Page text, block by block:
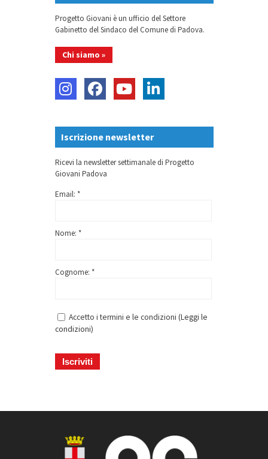
Progetto Giovani è un ufficio del Settore
Gabinetto del Sindaco del Comune di Padova.
Chi siamo »
Iscrizione newsletter
Ricevi la newsletter settimanale di Progetto
Giovani Padova
Email: *
Nome: *
Cognome: *
Accetto i termini e le condizioni (Leggi le
condizioni)